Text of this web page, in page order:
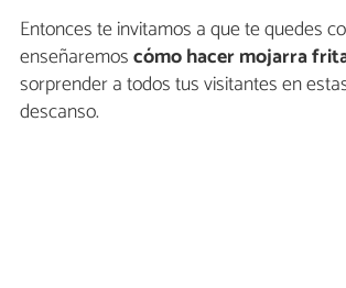
Entonces te invitamos a que te quedes
enseñaremoscómo hacer mojarra
sorprender a todos tus visitantes en
descanso.